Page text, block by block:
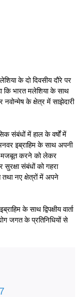
के दो दिवसीय दौरे पर
कि भारत मलेशिया के साथ
के क्षेत्र में साझेदारी
संबंधों में हाल के वर्षों में
इब्राहिम के साथ अपनी
मजबूत करने को लेकर
सुरक्षा संबंधों को गहरा
तथा नए क्षेत्रों में अपने
के साथ द्विपक्षीय वार्ता
जगत के प्रतिनिधियों से